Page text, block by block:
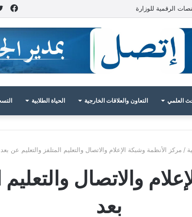
الرقمية للوزارة
العلمي التعاون والعلاقات الخارجية الحياة الطلابية
/ مركز الأنظمة وشبكة الإعلام والاتصال والتعليم المتلفز والتعليم عن بعد
والاتصال
بعد